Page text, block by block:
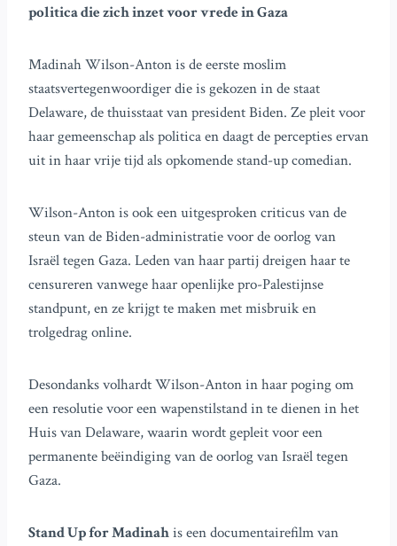
politica die zich inzet voor vrede in Gaza
Madinah Wilson-Anton is de eerste moslim
staatsvertegenwoordiger die is gekozen in de staat
Delaware, de thuisstaat van president Biden. Ze pleit voor
haar gemeenschap als politica en daagt de percepties ervan
uit in haar vrije tijd als opkomende stand-up comedian.
Wilson-Anton is ook een uitgesproken criticus van de
steun van de Biden-administratie voor de oorlog van
Israël tegen Gaza. Leden van haar partij dreigen haar te
censureren vanwege haar openlijke pro-Palestijnse
standpunt, en ze krijgt te maken met misbruik en
trolgedrag online.
Desondanks volhardt Wilson-Anton in haar poging om
een resolutie voor een wapenstilstand in te dienen in het
Huis van Delaware, waarin wordt gepleit voor een
permanente beëindiging van de oorlog van Israël tegen
Gaza.
Stand Up for Madinahis een documentairefilm van